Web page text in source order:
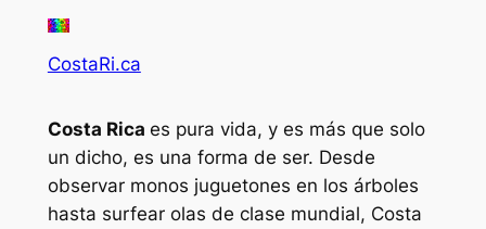
CostaRi.ca
Costa Rica es pura vida, y es más que solo
un dicho, es una forma de ser. Desde
observar monos juguetones en los árboles
hasta surfear olas de clase mundial, Costa